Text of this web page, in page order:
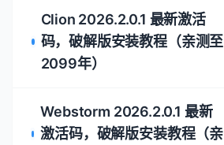
Clion 2026.2.0.1 最新激活
码，破解版安装教程（亲测至
2099年）
Webstorm 2026.2.0.1 最新
激活码，破解版安装教程（亲